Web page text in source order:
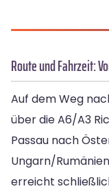
Route und Fahrzeit:
Auf dem Weg
über die A6/A3
Passau nach
Ungarn/
erreicht